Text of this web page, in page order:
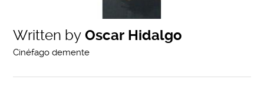
Written by Oscar Hidalgo
Cinéfago demente